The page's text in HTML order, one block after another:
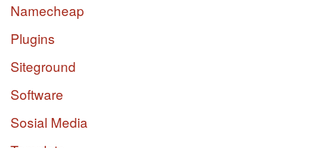
Namecheap
Plugins
Siteground
Software
Sosial Media